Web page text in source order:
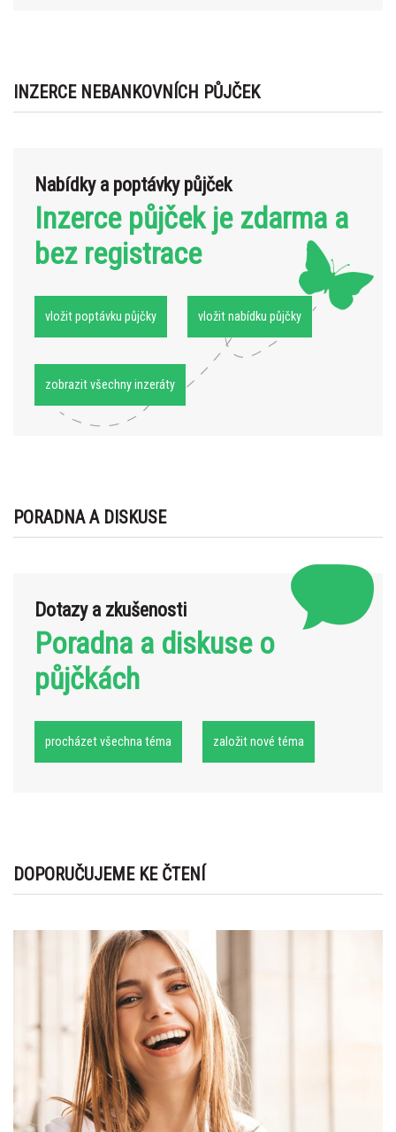
INZERCE NEBANKOVNÍCH PŮJČEK
Nabídky a poptávky půjček
Inzerce půjček je zdarma a
bez registrace
vložit poptávku půjčky vložit nabídku půjčky
zobrazit všechny inzeráty
PORADNA A DISKUSE
Dotazy a zkušenosti
Poradna a diskuse o
půjčkách
procházet všechna téma založit nové téma
DOPORUČUJEME KE ČTENÍ